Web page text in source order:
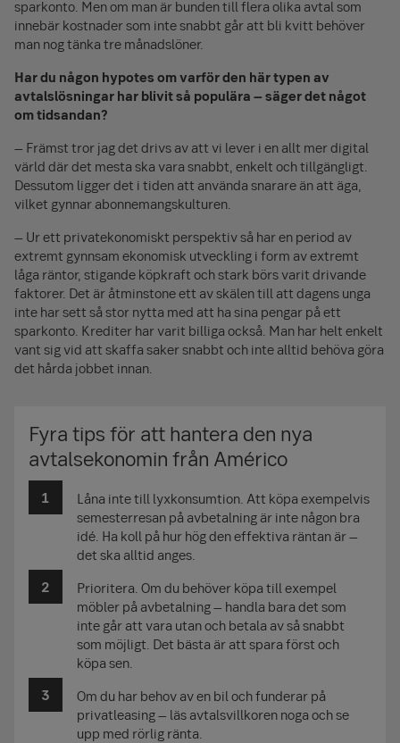
sparkonto. Men om man är bunden till flera olika avtal som
innebär kostnader som inte snabbt går att bli kvitt behöver
man nog tänka tre månadslöner.
Har du någon hypotes om varför den här typen av
avtalslösningar har blivit så populära – säger det något
om tidsandan?
– Främst tror jag det drivs av att vi lever i en allt mer digital
värld där det mesta ska vara snabbt, enkelt och tillgängligt.
Dessutom ligger det i tiden att använda snarare än att äga,
vilket gynnar abonnemangskulturen.
– Ur ett privatekonomiskt perspektiv så har en period av
extremt gynnsam ekonomisk utveckling i form av extremt
låga räntor, stigande köpkraft och stark börs varit drivande
faktorer. Det är åtminstone ett av skälen till att dagens unga
inte har sett så stor nytta med att ha sina pengar på ett
sparkonto. Krediter har varit billiga också. Man har helt enkelt
vant sig vid att skaffa saker snabbt och inte alltid behöva göra
det hårda jobbet innan.
Fyra tips för att hantera den nya
avtalsekonomin från Américo
Låna inte till lyxkonsumtion. Att köpa exempelvis
semesterresan på avbetalning är inte någon bra
idé. Ha koll på hur hög den effektiva räntan är –
det ska alltid anges.
Prioritera. Om du behöver köpa till exempel
möbler på avbetalning – handla bara det som
inte går att vara utan och betala av så snabbt
som möjligt. Det bästa är att spara först och
köpa sen.
Om du har behov av en bil och funderar på
privatleasing – läs avtalsvillkoren noga och se
upp med rörlig ränta.